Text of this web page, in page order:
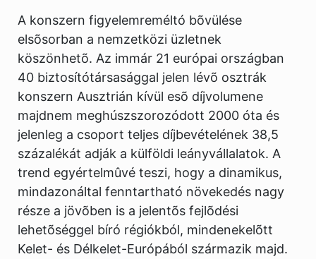
A konszern figyelemreméltó bõvülése
elsõsorban a nemzetközi üzletnek
köszönhetõ. Az immár 21 európai országban
40 biztosítótársasággal jelen lévõ osztrák
konszern Ausztrián kívül esõ díjvolumene
majdnem meghúszszorozódott 2000 óta és
jelenleg a csoport teljes díjbevételének 38,5
százalékát adják a külföldi leányvállalatok. A
trend egyértelmûvé teszi, hogy a dinamikus,
mindazonáltal fenntartható növekedés nagy
része a jövõben is a jelentõs fejlõdési
lehetõséggel bíró régiókból, mindenekelõtt
Kelet- és Délkelet-Európából származik majd.